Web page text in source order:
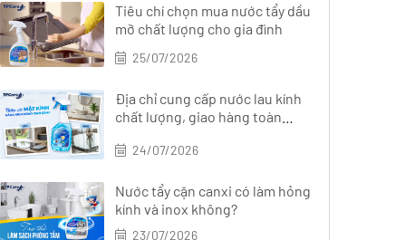
Tiêu chí chọn mua nước tẩy dầu
mỡ chất lượng cho gia đình
25/07/2026
Địa chỉ cung cấp nước lau kính
chất lượng, giao hàng toàn
24/07/2026
Nước tẩy cặn canxi có làm hỏng
kính và inox không?
23/07/2026